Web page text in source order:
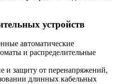
устройств
автоматические
и распределительные
и защиту от перенапряжений,
длинных кабельных